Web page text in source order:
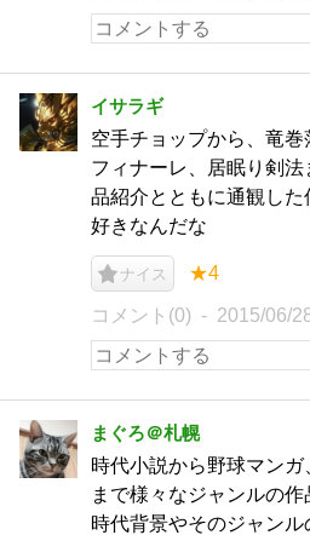
イサラギ
空手チョップから、竜巻
フィナーレ、居眠り剣
品紹介とともに通観し
好きなんだな
ナイス ★4
コメント(0) 2015/06/
まぐろ＠札幌
時代小説から野球マン
まで様々なジャンルの
時代背景やそのジャン